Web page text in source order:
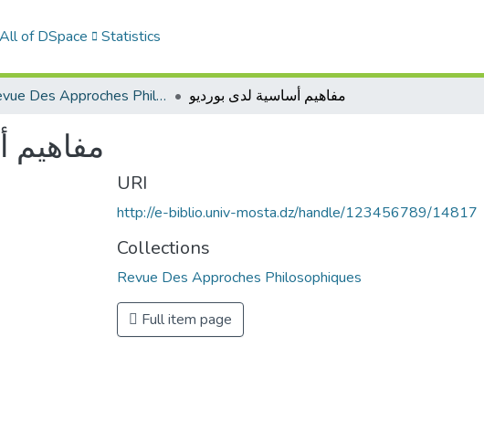
All of DSpace Statistics
Revue Des Approches Philosophiques مفاهيم أساسية لدى بورديو
مفاهيم
URI
http://e-biblio.univ-mosta.dz/handle/123456789/14817
Collections
Revue Des Approches Philosophiques
Full item page